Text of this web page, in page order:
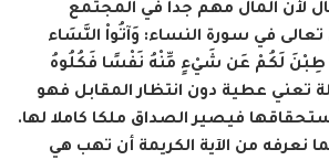
لأن المال مهم جدا في المجتمع
تعالى في سورة النساء: وَآتُواْ النَّسَاء
طِبْنَ لَكُمْ عَن شَيْءٍ مِّنْهُ نَفْسًا فَكُلُوهُ
تعني عطية دون انتظار المقابل فهو
فيصير الصداق ملكا كاملا لها.
نعرفه من الآية الكريمة أن تهب هي